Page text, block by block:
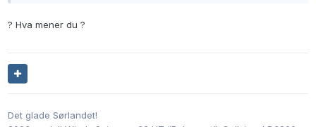
? Hva mener du ?
Det glade Sørlandet!